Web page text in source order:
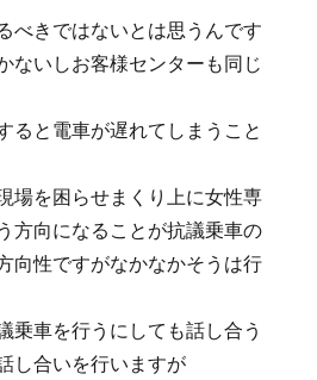
べきではないとは思うんです
ないしお客様センターも同じ
ると電車が遅れてしまうこと
場を困らせまくり上に女性専
方向になることが抗議乗車の
向性ですがなかなかそうは行
乗車を行うにしても話し合う
し合いを行いますが